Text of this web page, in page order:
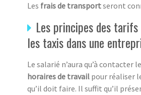
Les frais de transportseront
Les principes des tarifs
les taxis dans une
Le salarié n’aura qu’à contacter
horaires de travail pour réaliser
qu’il doit faire. Il suffit qu’il